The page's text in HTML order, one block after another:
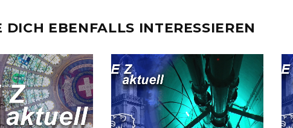
DICH EBENFALLS INTERESSIEREN